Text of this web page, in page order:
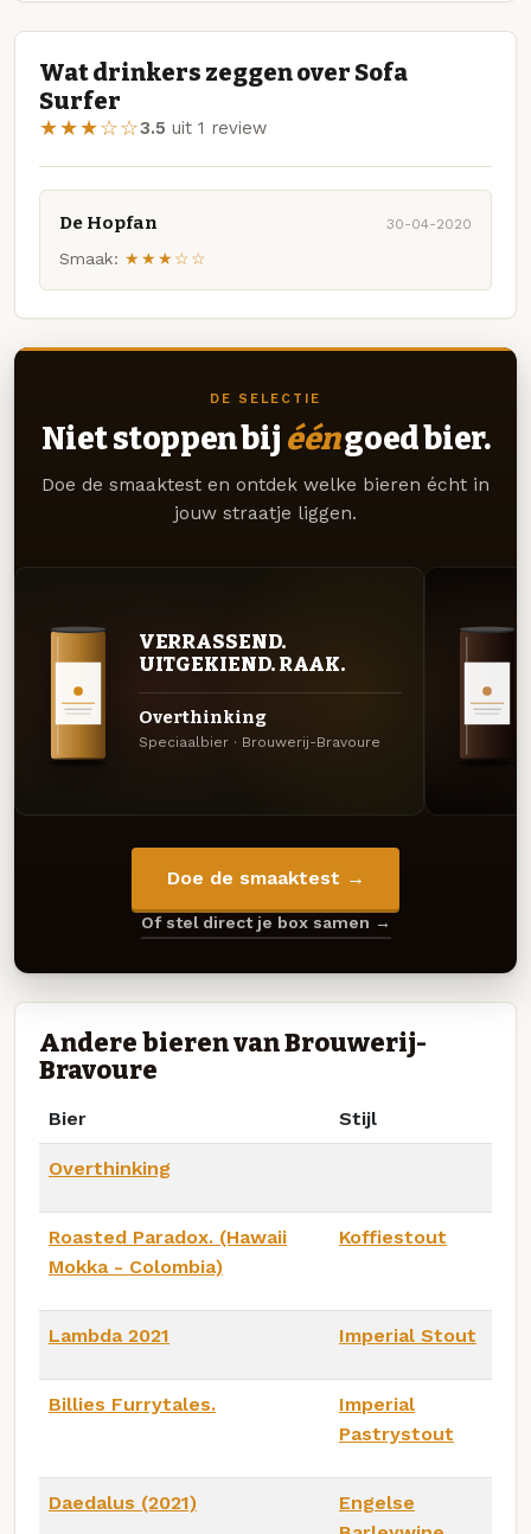
Wat drinkers zeggen over Sofa
Surfer
★★★☆☆3.5 uit 1 review
De Hopfan 30-04-2020
Smaak: ★★★☆☆
DE SELECTIE
Niet stoppen bij ééngoed bier.
Doe de smaaktest en ontdek welke bieren écht in
jouw straatje liggen.
VERRASSEND.
UITGEKIEND. RAAK.
Overthinking
Speciaalbier · Brouwerij-Bravoure
Doe de smaaktest →
Of stel direct je box samen →
Andere bieren van Brouwerij-
Bravoure
Bier Stijl
Overthinking
Roasted Paradox. (Hawaii
Mokka - Colombia)
Koffiestout
Lambda 2021 Imperial Stout
Billies Furrytales.
Imperial
Pastrystout
Daedalus (2021)
Engelse